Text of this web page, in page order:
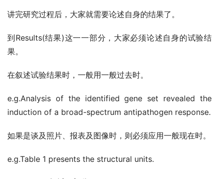
讲完研究过程后，大家就需要论述自身的结果了。
到Results(结果)这一一部分，大家必须论述自身的试验结
果。
在叙述试验结果时，一般用一般过去时。
e.g.Analysis of the identified gene set revealed the
induction of a broad-spectrum antipathogen response.
如果是谈及照片、报表及图像时，则必须应用一般现在时。
e.g.Table 1 presents the structural units.